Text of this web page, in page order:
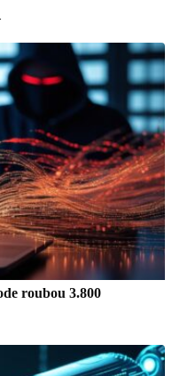
roubou 3.800